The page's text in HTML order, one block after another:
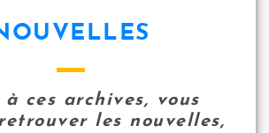
à ces archives, vous
les nouvelles,